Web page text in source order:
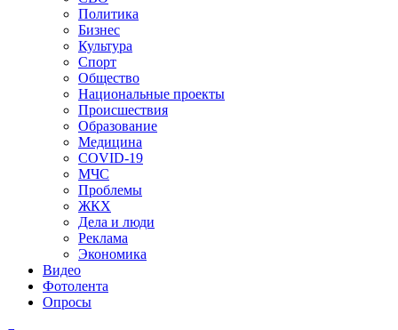
Политика
Бизнес
Культура
Спорт
Общество
Национальные проекты
Происшествия
Образование
Медицина
COVID-19
МЧС
Проблемы
ЖКХ
Дела и люди
Реклама
Экономика
Видео
Фотолента
Опросы